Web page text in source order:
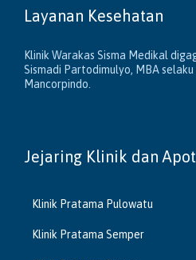
Layanan Kesehatan
Klinik Warakas Sisma Medikal
Sismadi Partodimulyo, MBA selaku
Mancorpindo.
Jejaring Klinik dan
Klinik Pratama Pulowatu
Klinik Pratama Semper